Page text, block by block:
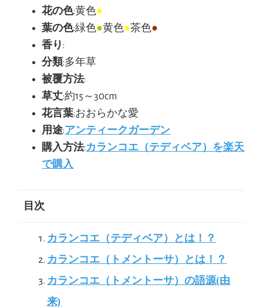
花の色:黄色●
葉の色:緑色●黄色●茶色●
香り:
分類:多年草
被覆方法:
草丈:約15～30cm
花言葉:おおらかな愛
用途:アンティークガーデン
購入方法:カランコエ（テディベア）を楽天
で購入
目次
カランコエ（テディベア）とは！？
カランコエ（トメントーサ）とは！？
カランコエ（トメントーサ）の語源(由
来)